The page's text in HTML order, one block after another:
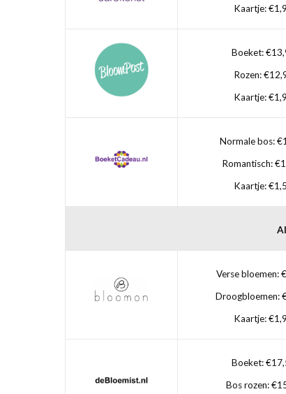
Kaartje:
Boeket:
Rozen:
Kaartje:
Normale bos:
Romantisch:
Kaartje:
Verse bloemen:
Droogbloemen:
Kaartje:
Boeket:
Bos rozen: